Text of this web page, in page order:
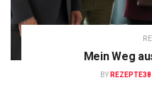
Mein Weg
BY REZEPTE38